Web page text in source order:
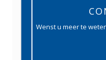
Wenst u meer te